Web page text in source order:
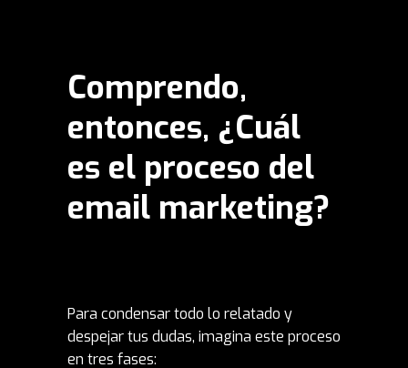
Comprendo,
entonces, ¿Cuál
es el proceso del
email marketing?
Para condensar todo lo relatado y
despejar tus dudas, imagina este proceso
en tres fases: